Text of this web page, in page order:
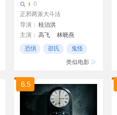
0
正邪两派大斗法
导演： 桂治洪
主演： 高飞
林晓燕
卫嘉文
王龙威
恐惧 邵氏
鬼怪
类似电影
6.5